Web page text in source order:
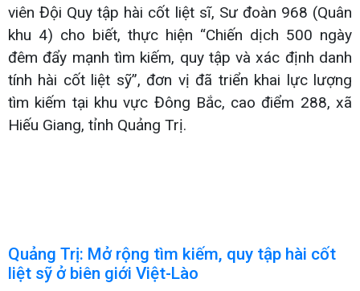
viên Đội Quy tập hài cốt liệt sĩ, Sư đoàn 968 (Quân
khu 4) cho biết, thực hiện “Chiến dịch 500 ngày
đêm đẩy mạnh tìm kiếm, quy tập và xác định danh
tính hài cốt liệt sỹ”, đơn vị đã triển khai lực lượng
tìm kiếm tại khu vực Đông Bắc, cao điểm 288, xã
Hiếu Giang, tỉnh Quảng Trị.
Quảng Trị: Mở rộng tìm kiếm, quy tập hài cốt
liệt sỹ ở biên giới Việt-Lào